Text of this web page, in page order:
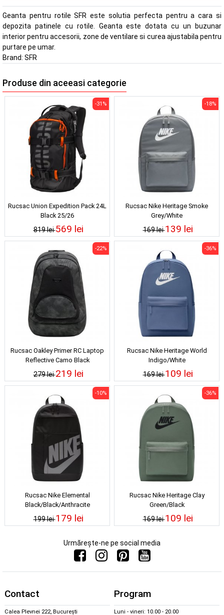
Geanta pentru rotile SFR este solutia perfecta pentru a cara si
depozita patinele cu rotile. Geanta este dotata cu un buzunar
interior pentru accesorii, zone de ventilare si curea ajustabila pentru
purtare pe umar.
Brand: SFR
Produse din aceeasi categorie
Rucsac Union Expedition Pack 24L
Black 25/26
819 lei
-31%
569 lei
Rucsac Nike Heritage Smoke
Grey/White
169 lei
-18%
139 lei
Rucsac Oakley Primer RC Laptop
Reflective Camo Black
279 lei
-22%
219 lei
Rucsac Nike Heritage World
Indigo/White
169 lei
-36%
109 lei
Rucsac Nike Elemental
Black/Black/Anthracite
199 lei
-10%
179 lei
Rucsac Nike Heritage Clay
Green/Black
169 lei
-36%
109 lei
Urmărește-ne pe social media
Contact
Calea Plevnei 222, București
Program
Luni - vineri: 10.00 - 20.00